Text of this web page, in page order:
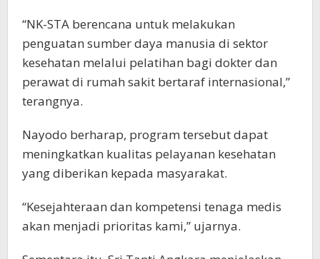
“NK-STA berencana untuk melakukan
penguatan sumber daya manusia di sektor
kesehatan melalui pelatihan bagi dokter dan
perawat di rumah sakit bertaraf internasional,”
terangnya.
Nayodo berharap, program tersebut dapat
meningkatkan kualitas pelayanan kesehatan
yang diberikan kepada masyarakat.
“Kesejahteraan dan kompetensi tenaga medis
akan menjadi prioritas kami,” ujarnya.